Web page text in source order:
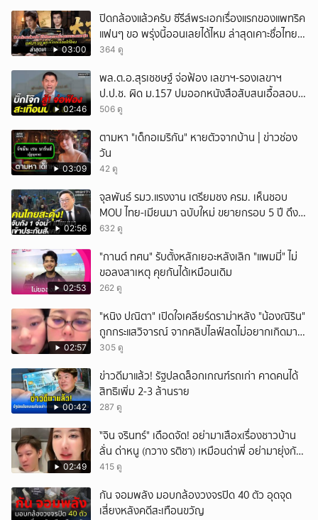
03:00
ปิดกล้องแล้วครับ ซีรีส์พระเอกเรื่องแรกของแพทริค
แฟนๆ ขอ พรุ่งนี้ออนเลยได้ไหม ล่าสุดเคาะชื่อไทย
แล้ว
364 ดู
02:46
พล.ต.อ.สุรเชชษฐ์ จ่อฟ้อง เลขาฯ-รองเลขาฯ
ป.ป.ช. ผิด ม.157 ปมออกหนังสือสับสนเอื้อสอบ
คดีซ้ำซ้อน
506 ดู
03:09
ตามหา "เด็กอเมริกัน" หายตัวจากบ้าน | ข่าวช่อง
วัน
42 ดู
02:56
จุลพันธ์ รมว.แรงงาน เตรียมชง ครม. เห็นชอบ
MOU ไทย-เมียนมา ฉบับใหม่ ขยายกรอบ 5 ปี ดึง
แรงงานเข้าระบบ
632 ดู
02:53
"กานต์ ทศน" รับตั้งหลักเยอะหลังเลิก "แพมมี่" ไม่
ขอลงสาเหตุ คุยกันได้เหมือนเดิม
262 ดู
02:57
"หนิง ปณิตา" เปิดใจเคลียร์ดราม่าหลัง "น้องณิริน"
ถูกกระแสวิจารณ์ จากคลิปไลฟ์สดไม่อยากเกิดมา
หน้าเหมือนพ่อ
305 ดู
00:42
ข่าวดีมาแล้ว! รัฐปลดล็อกเกณฑ์รถเก่า คาดคนได้
สิทธิเพิ่ม 2-3 ล้านราย
287 ดู
02:49
ั่"จิน จรินทร์" เดือดจัด! อย่ามาเสือxเรื่องชาวบ้าน
ลั่น ด่าหนู (กวาง รติชา) เหมือนด่าพี่ อย่ามายุ่งกับ
คนของผม จบ!!!
415 ดู
กัน จอมพลัง มอบกล้องวงจรปิด 40 ตัว อุดจุด
เสี่ยงหลังคดีสะเทือนขวัญ